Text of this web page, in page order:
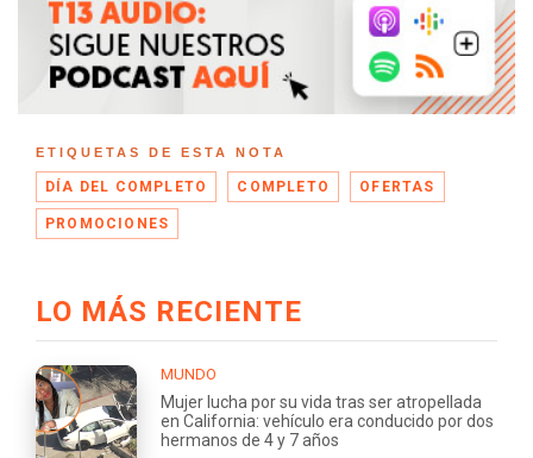
ETIQUETAS DE ESTA NOTA
DÍA DEL COMPLETO COMPLETO OFERTAS
PROMOCIONES
LO MÁS RECIENTE
MUNDO
Mujer lucha por su vida tras ser atropellada
en California: vehículo era conducido por dos
hermanos de 4 y 7 años